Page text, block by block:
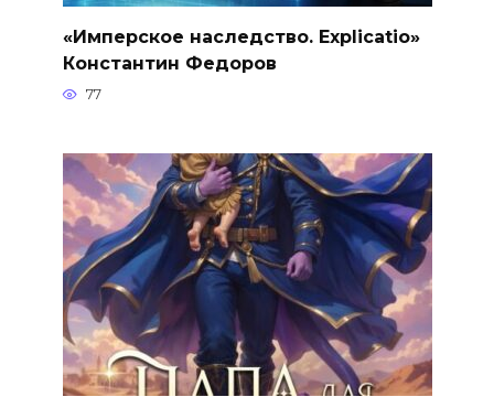
«Имперское наследство. Explicatio»
Константин Федоров
77